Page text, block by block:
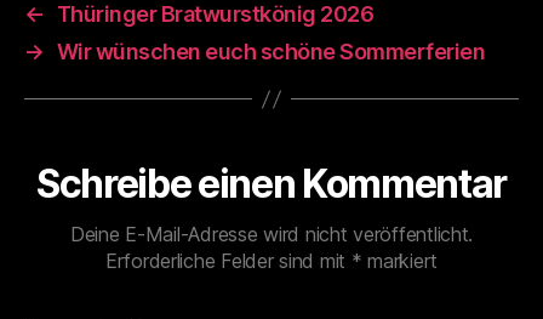
←
Thüringer Bratwurstkönig 2026
→ Wir wünschen euch schöne Sommerferien
Schreibe einen Kommentar
Deine E-Mail-Adresse wird nicht veröffentlicht.
Erforderliche Felder sind mit * markiert